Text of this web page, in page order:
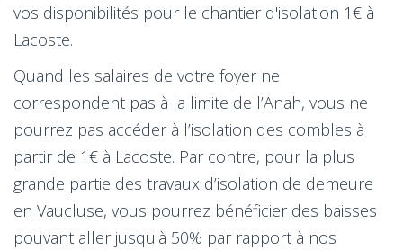
vos disponibilités pour le chantier d'isolation 1€ à
Lacoste.
Quand les salaires de votre foyer ne
correspondent pas à la limite de l’Anah, vous ne
pourrez pas accéder à l’isolation des combles à
partir de 1€ à Lacoste. Par contre, pour la plus
grande partie des travaux d’isolation de demeure
en Vaucluse, vous pourrez bénéficier des baisses
pouvant aller jusqu'à 50% par rapport à nos